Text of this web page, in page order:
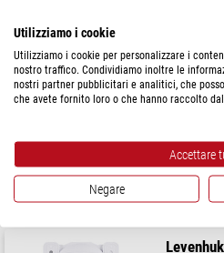
Levenhuk
Planetario
$
Levenhuk
Utilizziamo i cookie
Utilizziamo i cookie per personalizzare i
nostro traffico. Condividiamo inoltre le
nostri partner pubblicitari e analitici, che
che avete fornito loro o che hanno raccolto
Accettare
Negare